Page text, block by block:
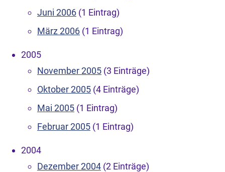
Juni 2006 (1 Eintrag)
März 2006 (1 Eintrag)
2005
November 2005 (3 Einträge)
Oktober 2005 (4 Einträge)
Mai 2005 (1 Eintrag)
Februar 2005 (1 Eintrag)
2004
Dezember 2004 (2 Einträge)